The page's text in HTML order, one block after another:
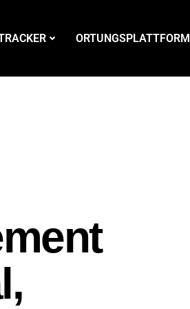
ORTUNGSPLATTFORM